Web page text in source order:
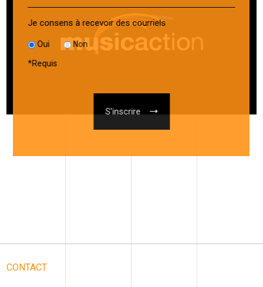
CONTACT
Je consens à recevoir des courriels
Oui Non
*Requis